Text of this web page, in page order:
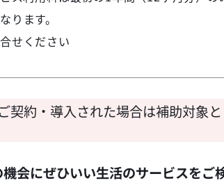
ります。
せください
契約・導入された場合は補助対象と
会にぜひいい生活のサービスをご